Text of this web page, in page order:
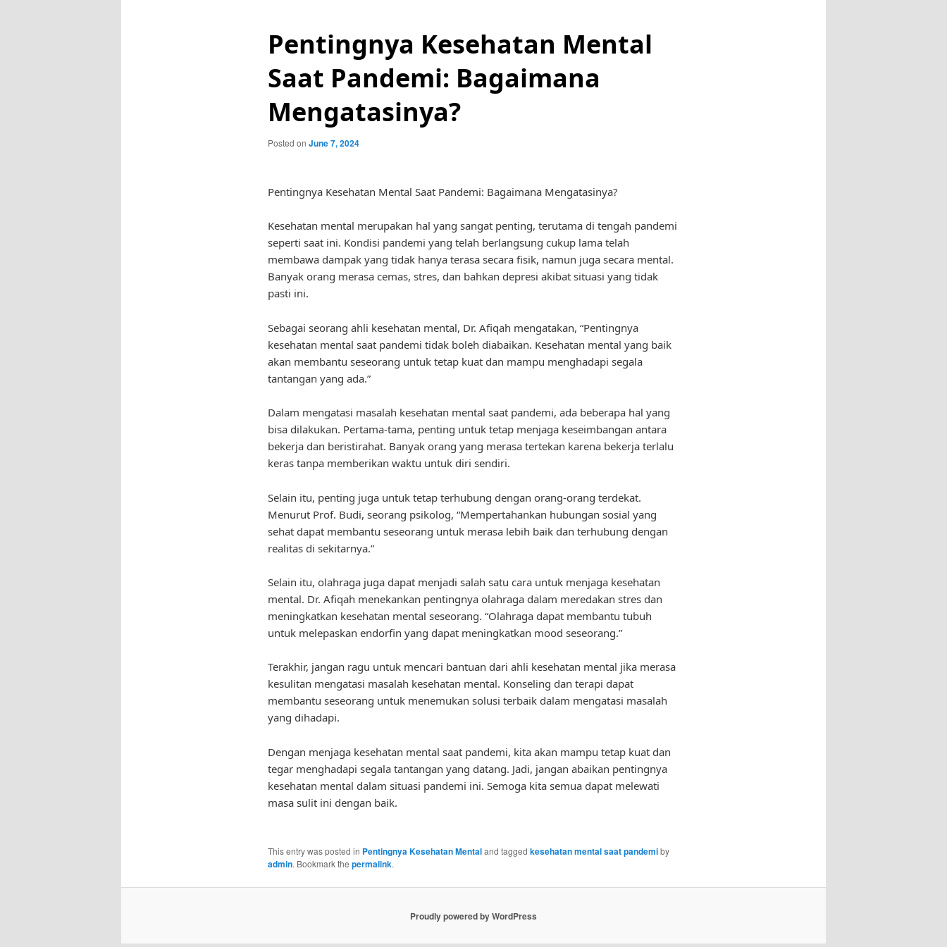
Pentingnya Kesehatan Mental
Saat Pandemi: Bagaimana
Mengatasinya?
Posted on June 7, 2024
Pentingnya Kesehatan Mental Saat Pandemi: Bagaimana Mengatasinya?
Kesehatan mental merupakan hal yang sangat penting, terutama di tengah pandemi
seperti saat ini. Kondisi pandemi yang telah berlangsung cukup lama telah
membawa dampak yang tidak hanya terasa secara fisik, namun juga secara mental.
Banyak orang merasa cemas, stres, dan bahkan depresi akibat situasi yang tidak
pasti ini.
Sebagai seorang ahli kesehatan mental, Dr. Afiqah mengatakan, “Pentingnya
kesehatan mental saat pandemi tidak boleh diabaikan. Kesehatan mental yang baik
akan membantu seseorang untuk tetap kuat dan mampu menghadapi segala
tantangan yang ada.”
Dalam mengatasi masalah kesehatan mental saat pandemi, ada beberapa hal yang
bisa dilakukan. Pertama-tama, penting untuk tetap menjaga keseimbangan antara
bekerja dan beristirahat. Banyak orang yang merasa tertekan karena bekerja terlalu
keras tanpa memberikan waktu untuk diri sendiri.
Selain itu, penting juga untuk tetap terhubung dengan orang-orang terdekat.
Menurut Prof. Budi, seorang psikolog, “Mempertahankan hubungan sosial yang
sehat dapat membantu seseorang untuk merasa lebih baik dan terhubung dengan
realitas di sekitarnya.”
Selain itu, olahraga juga dapat menjadi salah satu cara untuk menjaga kesehatan
mental. Dr. Afiqah menekankan pentingnya olahraga dalam meredakan stres dan
meningkatkan kesehatan mental seseorang. “Olahraga dapat membantu tubuh
untuk melepaskan endorfin yang dapat meningkatkan mood seseorang.”
Terakhir, jangan ragu untuk mencari bantuan dari ahli kesehatan mental jika merasa
kesulitan mengatasi masalah kesehatan mental. Konseling dan terapi dapat
membantu seseorang untuk menemukan solusi terbaik dalam mengatasi masalah
yang dihadapi.
Dengan menjaga kesehatan mental saat pandemi, kita akan mampu tetap kuat dan
tegar menghadapi segala tantangan yang datang. Jadi, jangan abaikan pentingnya
kesehatan mental dalam situasi pandemi ini. Semoga kita semua dapat melewati
masa sulit ini dengan baik.
This entry was posted in Pentingnya Kesehatan Mentaland tagged kesehatan mental saat pandemiby
admin. Bookmark the permalink.
Proudly powered by WordPress